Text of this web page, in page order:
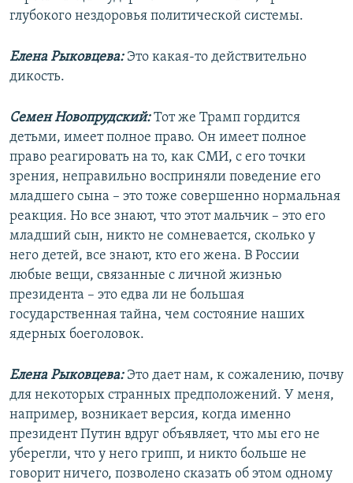
глубокого нездоровья политической системы.
Елена Рыковцева:Это какая-то действительно
дикость.
Семен Новопрудский:Тот же Трамп гордится
детьми, имеет полное право. Он имеет полное
право реагировать на то, как СМИ, с его точки
зрения, неправильно восприняли поведение его
младшего сына – это тоже совершенно нормальная
реакция. Но все знают, что этот мальчик – это его
младший сын, никто не сомневается, сколько у
него детей, все знают, кто его жена. В России
любые вещи, связанные с личной жизнью
президента – это едва ли не большая
государственная тайна, чем состояние наших
ядерных боеголовок.
Елена Рыковцева:Это дает нам, к сожалению, почву
для некоторых странных предположений. У меня,
например, возникает версия, когда именно
президент Путин вдруг объявляет, что мы его не
уберегли, что у него грипп, и никто больше не
говорит ничего, позволено сказать об этом одному